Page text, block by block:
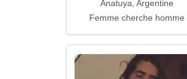
Anatuya, Argentine
Femme cherche homme